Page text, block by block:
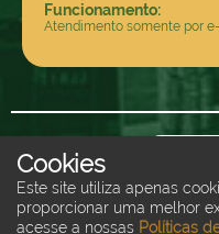
Funcionamento:
Atendimento somente por
Copyright © 2026 • Todos os
Cookies
Este site utiliza apenas
proporcionar uma melhor
acesse a nossas Políticas